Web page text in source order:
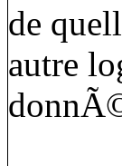
de
autre